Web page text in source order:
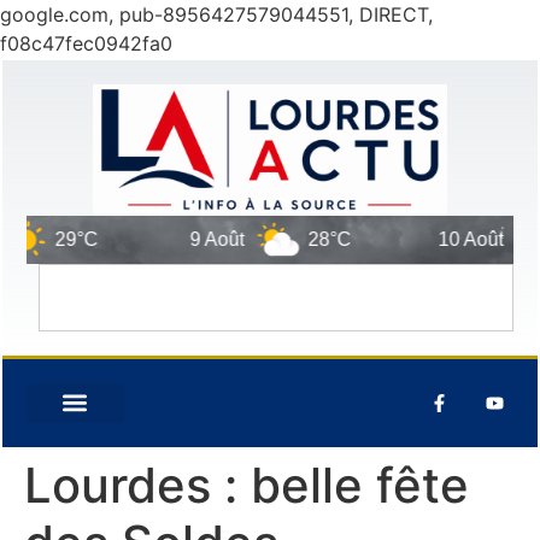
google.com, pub-8956427579044551, DIRECT,
f08c47fec0942fa0
29°C 9 Août 28°C 10 Août
Lourdes : belle fête